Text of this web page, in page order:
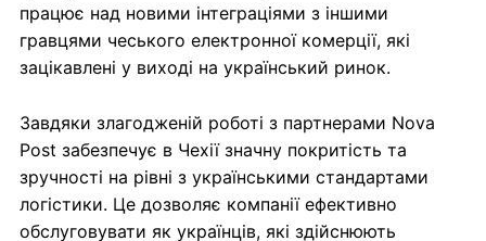
працює над новими інтеграціями з іншими
гравцями чеського електронної комерції, які
зацікавлені у виході на український ринок.
Завдяки злагодженій роботі з партнерами Nova
Post забезпечує в Чехії значну покритість та
зручності на рівні з українськими стандартами
логістики. Це дозволяє компанії ефективно
обслуговувати як українців, які здійснюють